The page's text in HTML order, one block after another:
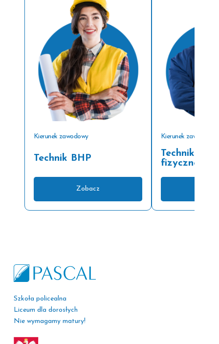
Kierunek zawodowy
Technik BHP
Zobacz
Kierunek zawodowy
Technik
fizycznej
Szkoła policealna
Liceum dla dorosłych
Nie wymagamy matury!